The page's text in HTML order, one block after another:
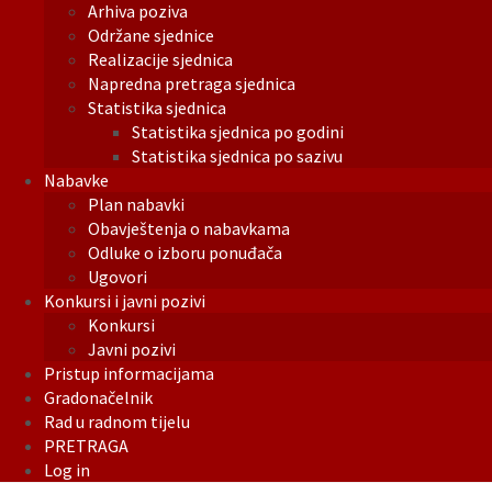
Arhiva poziva
Održane sjednice
Realizacije sjednica
Napredna pretraga sjednica
Statistika sjednica
Statistika sjednica po godini
Statistika sjednica po sazivu
Nabavke
Plan nabavki
Obavještenja o nabavkama
Odluke o izboru ponuđača
Ugovori
Konkursi i javni pozivi
Konkursi
Javni pozivi
Pristup informacijama
Gradonačelnik
Rad u radnom tijelu
PRETRAGA
Log in